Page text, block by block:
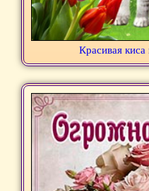
Красивая